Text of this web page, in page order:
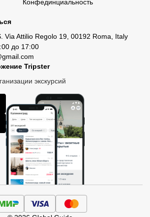
Конфединциальность
Via Attilio Regolo 19, 00192 Roma, Italy
до 17:00
Tripster
экскурсий